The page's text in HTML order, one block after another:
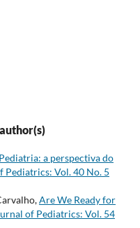
a perspectiva do
Pediatrics: Vol. 40 No. 5
Are We Ready for
of Pediatrics: Vol. 54